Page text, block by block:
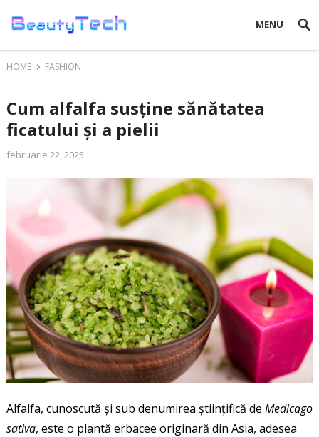
MENU
HOME FASHION
Cum alfalfa susține sănătatea
ficatului și a pielii
februarie 22, 2025
Alfalfa, cunoscută și sub denumirea științifică de Medicago
sativa, este o plantă erbacee originară din Asia, adesea